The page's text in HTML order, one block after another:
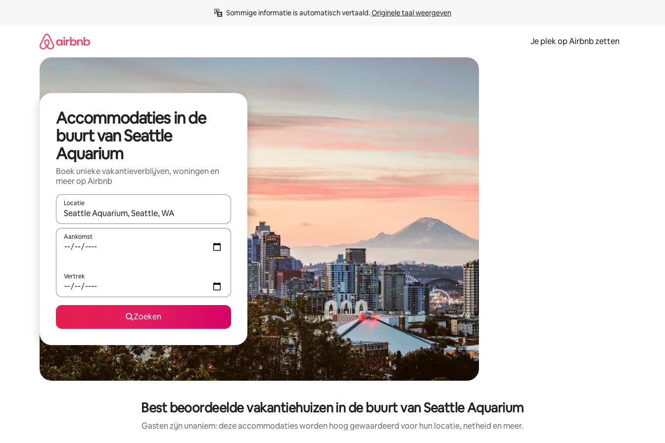
Sommige informatie is automatisch vertaald. Originele taal weergeven
Je plek op Airbnb zetten
Accommodaties in de
buurt van Seattle
Aquarium
Boek unieke vakantieverblijven, woningen en
meer op Airbnb
Locatie
Wanneer er resultaten beschikbaar zijn, maak je een keuze met je de pijltjestoetsen omhoog en omlaag, óf door te tikken of swipen.
Aankomst
Vertrek
Zoeken
Best beoordeelde vakantiehuizen in de buurt van Seattle Aquarium
Gasten zijn unaniem: deze accommodaties worden hoog gewaardeerd voor hun locatie, netheid en meer.